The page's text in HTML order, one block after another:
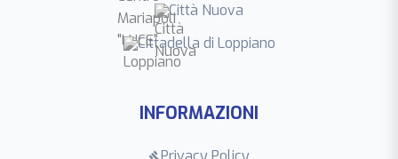
Città Nuova
Cittadella di Loppiano
INFORMAZIONI
gavel